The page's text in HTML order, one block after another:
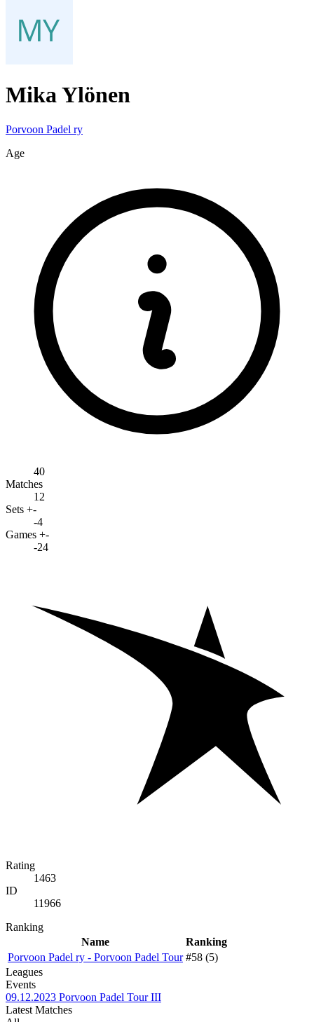
MikaYlönen
Porvoon Padel ry
Age
40
Matches
12
Sets +-
-4
Games +-
-24
Rating
1463
ID
11966
Ranking
Name
Ranking
Porvoon Padel ry - Porvoon Padel Tour #58 (5)
Leagues
Events
09.12.2023 Porvoon Padel Tour III
Latest Matches